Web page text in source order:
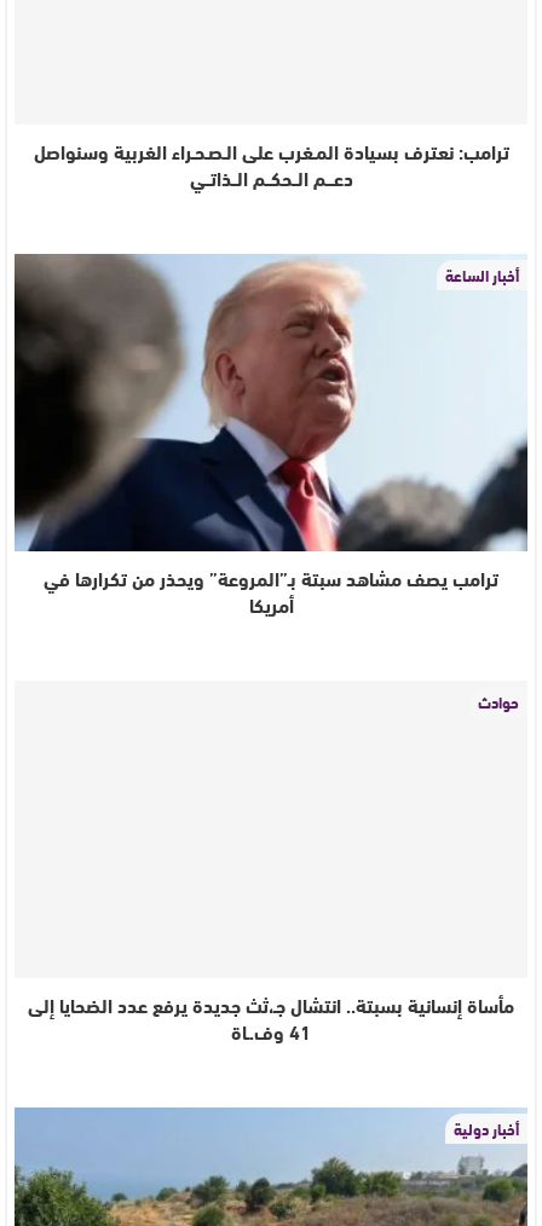
ترامب: نعترف بسيادة المـغرب على الـصـحـراء الغربية وسنواصل
دعـــم الــحكــم الــذاتــي
أخبار الساعة
ترامب يصف مشاهد سبتة بـ”المروعة” ويحذر من تكرارها في
أمريكا
حوادث
مأساة إنسانية بسبتة.. انتشال جـ،ثث جديدة يرفع عدد الضحايا إلى
41 وف.ـاة
أخبار دولية